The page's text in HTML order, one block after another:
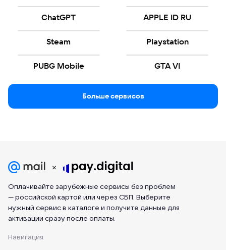
ChatGPT APPLE ID RU
Steam Playstation
PUBG Mobile GTA VI
Больше сервисов
Оплачивайте зарубежные сервисы без проблем
— российской картой или через СБП. Выберите
нужный сервис в каталоге и получите данные для
активации сразу после оплаты.
Навигация